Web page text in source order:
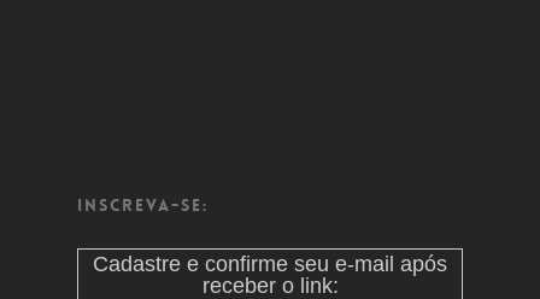
Inscreva-se:
Cadastre e confirme seu e-mail após
receber o link: